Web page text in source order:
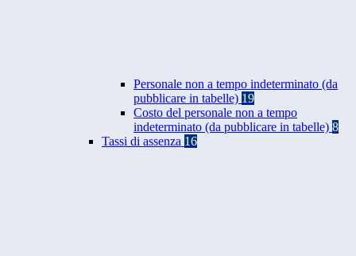
Personale non a tempo indeterminato (da
pubblicare in tabelle) 19
Costo del personale non a tempo
indeterminato (da pubblicare in tabelle) 8
Tassi di assenza 16